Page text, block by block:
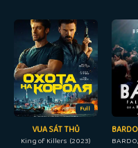
Full
VUA SÁT THỦ
King of Killers (2023)